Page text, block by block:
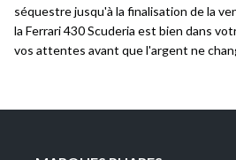
séquestre jusqu'à la finalisation de la
la Ferrari 430 Scuderia est bien dans
vos attentes avant que l'argent ne